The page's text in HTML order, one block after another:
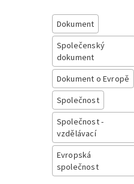
Dokument
Společenský
dokument
Dokument o Evropě
Společnost
Společnost -
vzdělávací
Evropská
společnost